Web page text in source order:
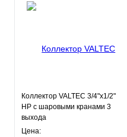
Коллектор VALTEC 3/4"х1/2"
НР с шаровыми кранами 3
выхода
Цена: